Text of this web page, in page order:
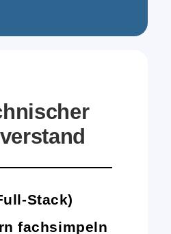
Stack)
fachsimpeln